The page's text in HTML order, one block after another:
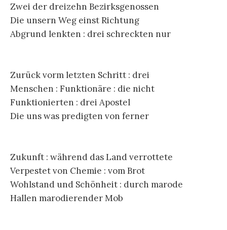
Zwei der dreizehn Bezirksgenossen
Die unsern Weg einst Richtung
Abgrund lenkten : drei schreckten nur
Zurück vorm letzten Schritt : drei
Menschen : Funktionäre : die nicht
Funktionierten : drei Apostel
Die uns was predigten von ferner
Zukunft : während das Land verrottete
Verpestet von Chemie : vom Brot
Wohlstand und Schönheit : durch marode
Hallen marodierender Mob